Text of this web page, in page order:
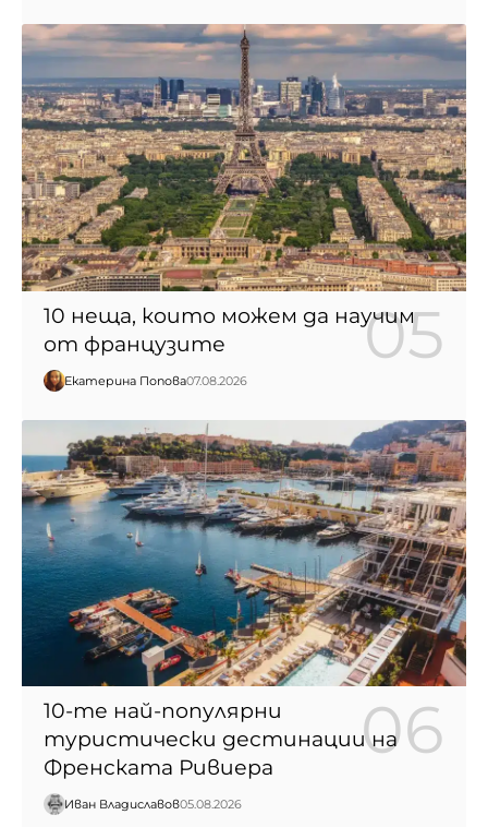
10 неща, които можем да научим
от французите
Екатерина Попова07.08.2026
10-те най-популярни
туристически дестинации на
Френската Ривиера
Иван Владиславов05.08.2026